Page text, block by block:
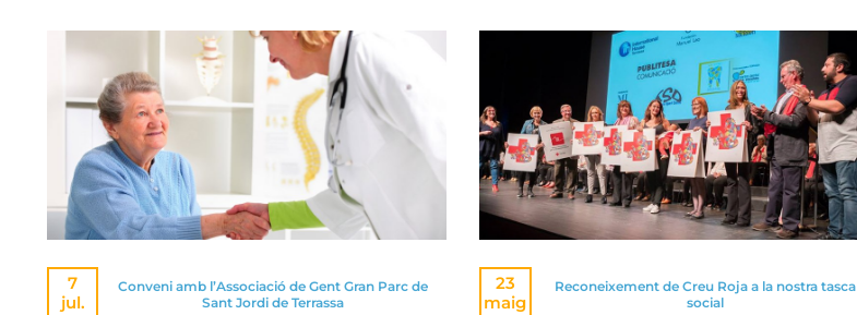
7
jul.
Conveni amb l’Associació de Gent Gran Parc de
Sant Jordi de Terrassa
23
maig
Reconeixement de Creu Roja a la nostra tasca
social